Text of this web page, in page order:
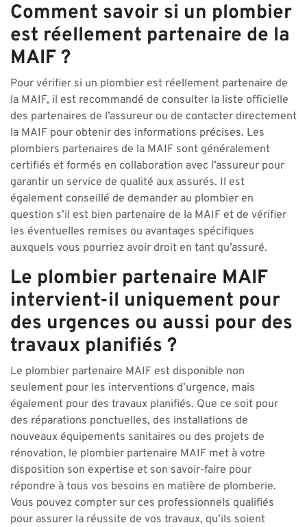
Comment savoir si un plombier
est réellement partenaire de la
MAIF ?
Pour vérifier si un plombier est réellement partenaire de
la MAIF, il est recommandé de consulter la liste officielle
des partenaires de l’assureur ou de contacter directement
la MAIF pour obtenir des informations précises. Les
plombiers partenaires de la MAIF sont généralement
certifiés et formés en collaboration avec l’assureur pour
garantir un service de qualité aux assurés. Il est
également conseillé de demander au plombier en
question s’il est bien partenaire de la MAIF et de vérifier
les éventuelles remises ou avantages spécifiques
auxquels vous pourriez avoir droit en tant qu’assuré.
Le plombier partenaire MAIF
intervient-il uniquement pour
des urgences ou aussi pour des
travaux planifiés ?
Le plombier partenaire MAIF est disponible non
seulement pour les interventions d’urgence, mais
également pour des travaux planifiés. Que ce soit pour
des réparations ponctuelles, des installations de
nouveaux équipements sanitaires ou des projets de
rénovation, le plombier partenaire MAIF met à votre
disposition son expertise et son savoir-faire pour
répondre à tous vos besoins en matière de plomberie.
Vous pouvez compter sur ces professionnels qualifiés
pour assurer la réussite de vos travaux, qu’ils soient